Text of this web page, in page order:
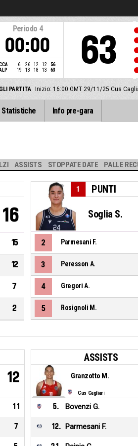
Periodo 4
00:00
6 26 12 12
56
19 13 18 13 63 63
PARTITA Inizio: 16:00 GMT 29/11/25 Cus
Statistiche Info pre-gara
ASSISTS STOPPATE DATE PALLE
16
15
12
7
2
PUNTI
1
Soglia S.
2 Parmesani F.
3 Peresson A.
4 Gregori A.
5 Rosignoli M.
12
11
7
ASSISTS
Cus Cagliari
Granzotto M.
5. Bovenzi G.
12. Parmesani F.